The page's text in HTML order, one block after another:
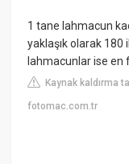
1 tane lahmacun
yaklaşık olarak 180
lahmacunlar ise en
Kaynak kaldırma
fotomac.com.tr